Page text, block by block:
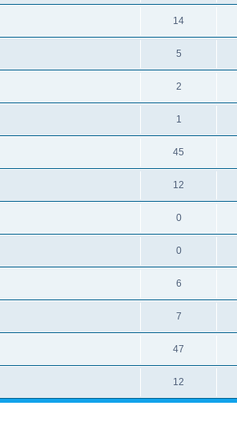
14
5
2
1
45
12
0
0
6
7
47
12